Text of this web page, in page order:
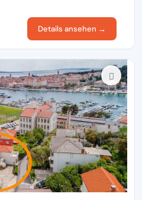
Details ansehen →